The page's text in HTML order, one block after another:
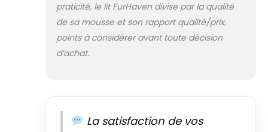
praticité, le lit FurHaven divise par la qualité
de sa mousse et son rapport qualité/prix,
points à considérer avant toute décision
d’achat.
La satisfaction de vos